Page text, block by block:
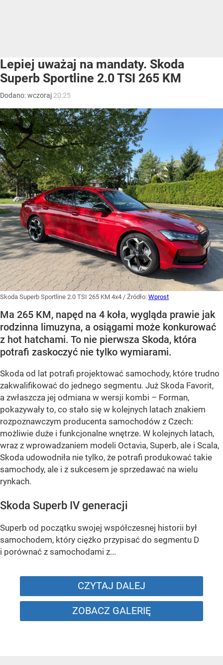
Lepiej uważaj na mandaty. Skoda
Superb Sportline 2.0 TSI 265 KM
Dodano:wczoraj 20:25
Skoda Superb Sportline 2.0 TSI 265 KM 4x4 / Źródło: Wprost
Ma 265 KM, napęd na 4 koła, wygląda prawie jak
rodzinna limuzyna, a osiągami może konkurować
z hot hatchami. To nie pierwsza Skoda, która
potrafi zaskoczyć nie tylko wymiarami.
Skoda od lat potrafi projektować samochody, które trudno
zakwalifikować do jednego segmentu. Już Skoda Favorit,
a zwłaszcza jej odmiana w wersji kombi – Forman,
pokazywały to, co stało się w kolejnych latach znakiem
rozpoznawczym producenta samochodów z Czech:
możliwie duże i funkcjonalne wnętrze. W kolejnych latach,
wraz z wprowadzaniem modeli Octavia, Superb, ale i Scala,
Skoda udowodniła nie tylko, że potrafi produkować takie
samochody, ale i z sukcesem je sprzedawać na wielu
rynkach.
Skoda Superb IV generacji
Superb od początku swojej współczesnej historii był
samochodem, który ciężko przypisać do segmentu D
i porównać z samochodami z...
CZYTAJ DALEJ
ZOBACZ GALERIĘ